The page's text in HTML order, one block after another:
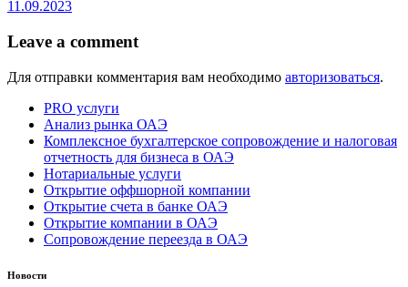
11.09.2023
Leave a comment
Для отправки комментария вам необходимо авторизоваться.
PRO услуги
Анализ рынка ОАЭ
Комплексное бухгалтерское сопровождение и налоговая
отчетность для бизнеса в ОАЭ
Нотариальные услуги
Открытие оффшорной компании
Открытие счета в банке ОАЭ
Открытие компании в ОАЭ
Сопровождение переезда в ОАЭ
Новости